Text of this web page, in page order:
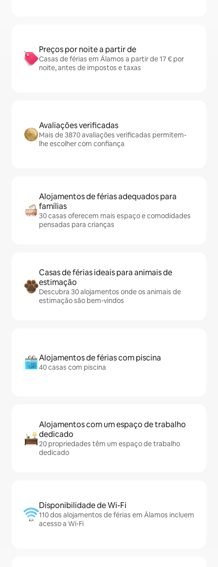
Preços por noite a partir de
Casas de férias em Álamos a partir de 17 € por
noite, antes de impostos e taxas
Avaliações verificadas
Mais de 3870 avaliações verificadas permitem-
lhe escolher com confiança
Alojamentos de férias adequados para
famílias
30 casas oferecem mais espaço e comodidades
pensadas para crianças
Casas de férias ideais para animais de
estimação
Descubra 30 alojamentos onde os animais de
estimação são bem-vindos
Alojamentos de férias com piscina
40 casas com piscina
Alojamentos com um espaço de trabalho
dedicado
20 propriedades têm um espaço de trabalho
dedicado
Disponibilidade de Wi-Fi
110 dos alojamentos de férias em Álamos incluem
acesso a Wi-Fi